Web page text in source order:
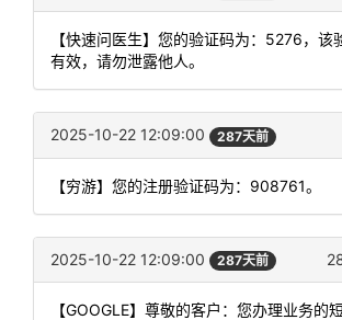
【快速问医生】您的验证码为：5276，该
有效，请勿泄露他人。
2025-10-22 12:09:00 287天前
【穷游】您的注册验证码为：908761。
2025-10-22 12:09:00 287天前
【GOOGLE】尊敬的客户：您办理业务的